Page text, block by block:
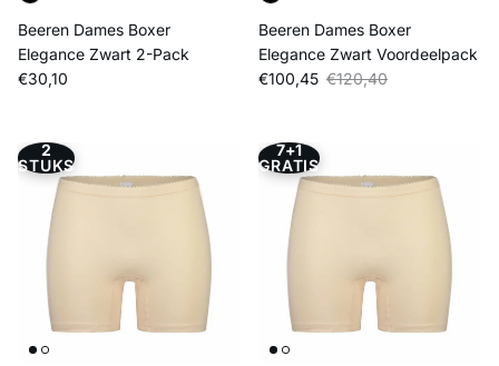
Beeren Dames Boxer
Elegance Zwart 2-Pack
Reguliere prijs
€30,10
Beeren Dames Boxer
Elegance Zwart Voordeelpack
Verkoopprijs
€100,45 Reguliere prijs
€120,40
2
STUKS
7+1
GRATIS